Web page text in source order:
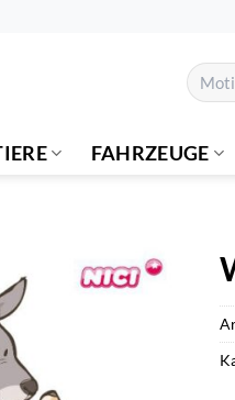
Suchen
nach:
FAHRZEUGE